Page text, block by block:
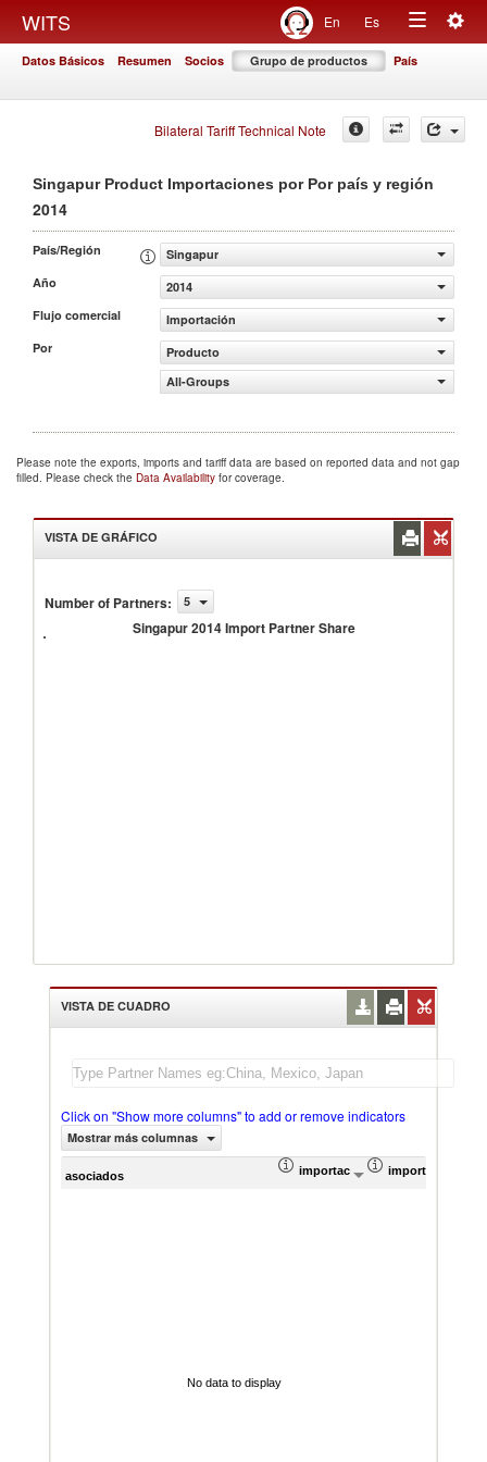
WITS En Es
Toggle
Datos Básicos Resumen Socios Grupo de productos País
Bilateral Tariff Technical Note
Singapur Product Importaciones por Por país y región
2014
País/Región
Singapur
Año
2014
Flujo comercial
Importación
Por
Producto
All-Groups
Please note the exports, imports and tariff data are based on reported data and not gap
filled. Please check the Data Availability for coverage.
VISTA DE GRÁFICO
Number of Partners: 5
Singapur 2014 Import Partner Share
Singapur
Import
VISTA DE CUADRO
Click on "Show more columns" to add or remove indicators
Mostrar más columnas
asociados importación Valor del comercio
importación
No data to display